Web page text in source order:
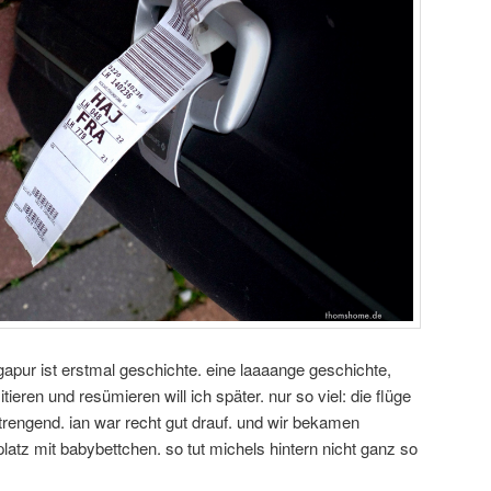
ist erstmal geschichte. eine laaaange geschichte,
und resümieren will ich später. nur so viel: die flüge
ian war recht gut drauf. und wir bekamen
mit babybettchen. so tut michels hintern nicht ganz so